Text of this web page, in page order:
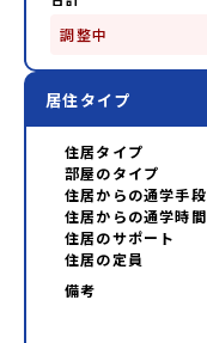
調整中
居住タイプ
住居タイプ
部屋のタイプ
住居からの通学手段
住居からの通学時間
住居のサポート
住居の定員
備考